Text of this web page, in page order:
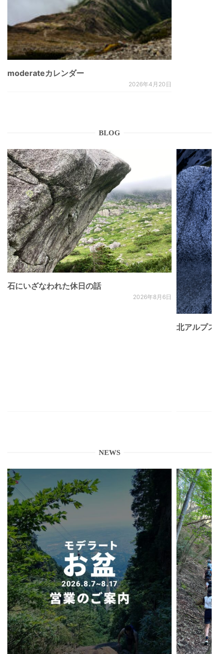
moderateカレンダー
2026年4月20日
BLOG
石にいざなわれた休日の話
2026年8月6日
北アルプ
NEWS